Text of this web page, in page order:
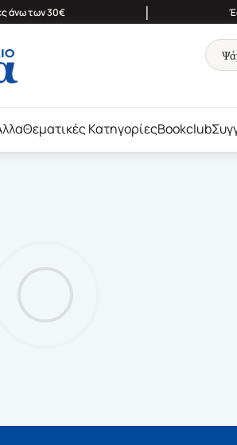
άνω των 30€ |
Θεματικές ΚατηγορίεςBookclub